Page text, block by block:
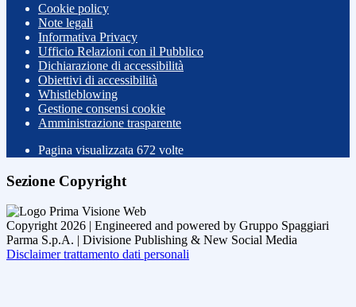
Cookie policy
Note legali
Informativa Privacy
Ufficio Relazioni con il Pubblico
Dichiarazione di accessibilità
Obiettivi di accessibilità
Whistleblowing
Gestione consensi cookie
Amministrazione trasparente
Pagina visualizzata 672 volte
Sezione Copyright
Copyright 2026 | Engineered and powered by Gruppo Spaggiari
Parma S.p.A. | Divisione Publishing & New Social Media
Disclaimer trattamento dati personali